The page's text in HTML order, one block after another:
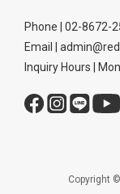
Phone | 02-8672-
Email |
Inquiry Hours |
Copyright